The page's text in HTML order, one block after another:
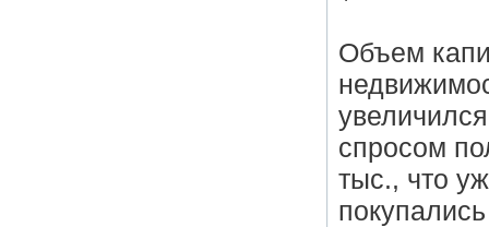
Объем
спросом
тыс., что